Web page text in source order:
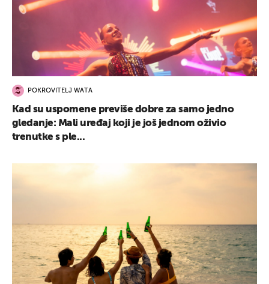
POKROVITELJ WATA
Kad su uspomene previše dobre za samo jedno
gledanje: Mali uređaj koji je još jednom oživio
trenutke s ple...